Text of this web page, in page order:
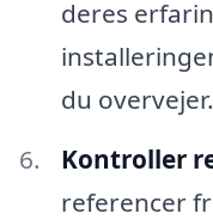
deres
du overvejer.
Kontroller
referencer